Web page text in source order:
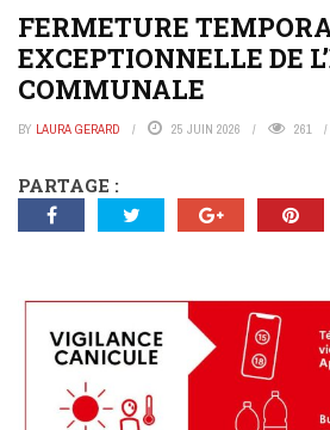
FERMETURE
EXCEPTIONNELLE DE
COMMUNALE
BY LAURA GERARD 25 JUIN 2026 261
PARTAGE :